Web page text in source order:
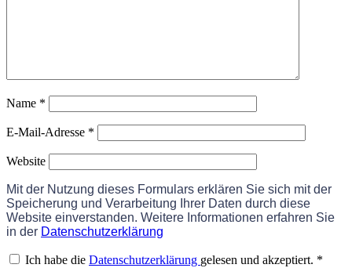
Name *
E-Mail-Adresse *
Website
Mit der Nutzung dieses Formulars erklären Sie sich mit der
Speicherung und Verarbeitung Ihrer Daten durch diese
Website einverstanden. Weitere Informationen erfahren Sie
in der Datenschutzerklärung
Ich habe die Datenschutzerklärung gelesen und akzeptiert. *